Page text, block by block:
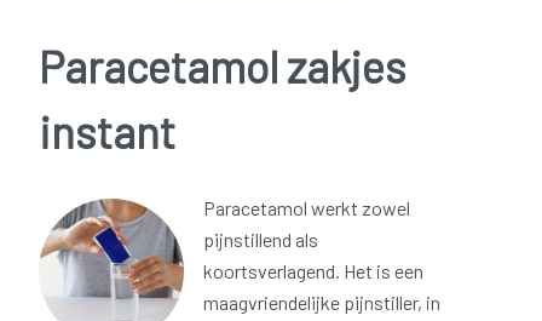
Paracetamol zakjes
instant
Paracetamol werkt zowel
pijnstillend als
koortsverlagend. Het is een
maagvriendelijke pijnstiller, in